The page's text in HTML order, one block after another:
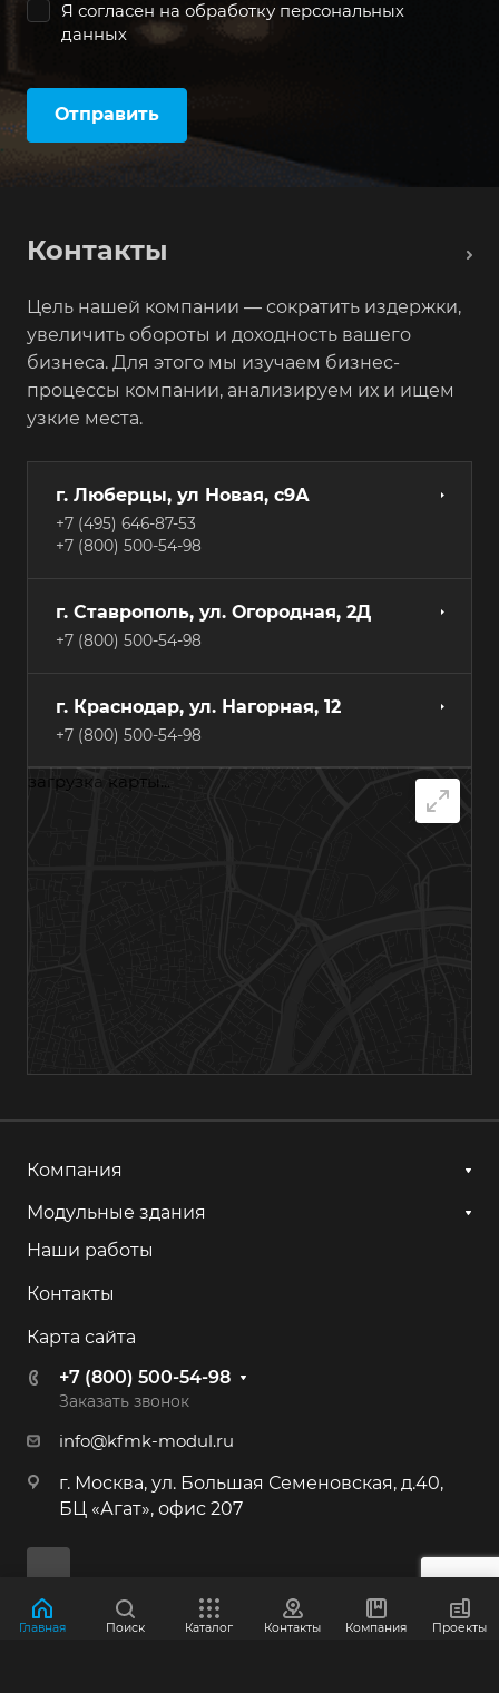
Я согласен на обработку персональных
данных
Отправить
Контакты
Цель нашей компании — сократить издержки,
увеличить обороты и доходность вашего
бизнеса. Для этого мы изучаем бизнес-
процессы компании, анализируем их и ищем
узкие места.
г. Люберцы, ул Новая, с9А
+7 (495) 646-87-53
+7 (800) 500-54-98
г. Ставрополь, ул. Огородная, 2Д
+7 (800) 500-54-98
г. Краснодар, ул. Нагорная, 12
+7 (800) 500-54-98
г. Ижевск, ул. Аграрная, 13
+7 (800) 500-54-98
+7 (800) 500-54-98
г. Иркутск, ул. 2-я Батарейная, 53
+7 (800) 500-54-98
40
+7 (495) 646-87-53
г. Краснознаменск, Индустриальная,
д.3
загрузка карты...
Компания
Модульные здания
Наши работы
Контакты
Карта сайта
+7 (800) 500-54-98
Заказать звонок
info@kfmk-modul.ru
г. Москва, ул. Большая Семеновская, д.40,
БЦ «Агат», офис 207
Главная Поиск Каталог Контакты Компания Проекты